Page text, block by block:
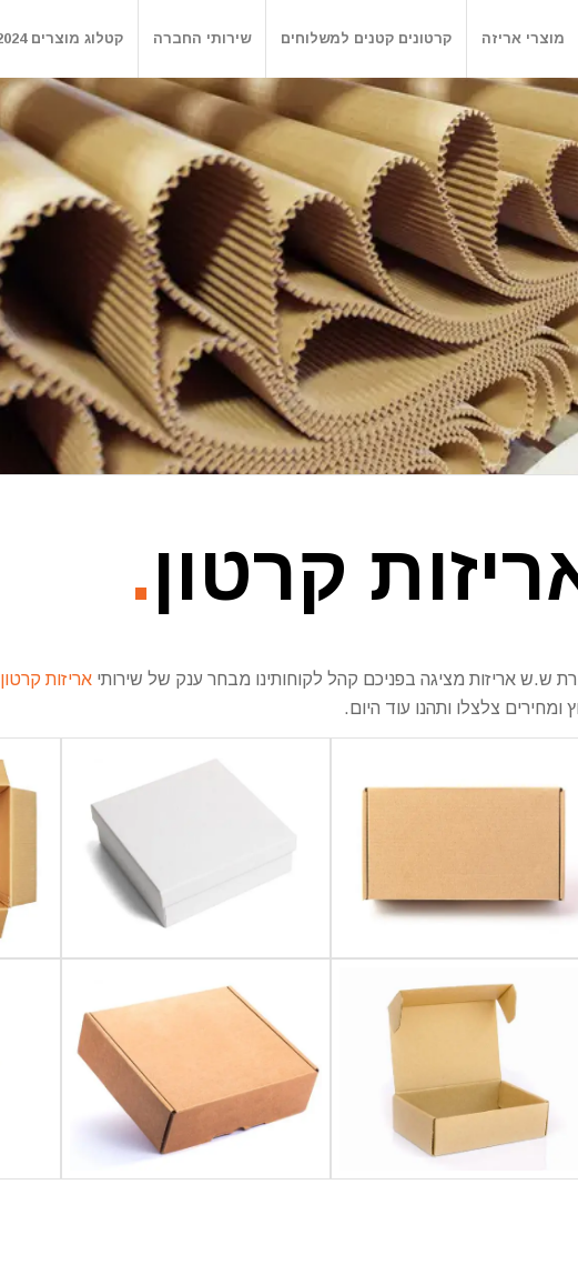
מוצרי אריזה קרטונים קטנים למשלוחים שירותי החברה קטלוג מוצרים 2024
קרטון.
ש.ש אריזות מציגה בפניכם קהל לקוחותינו מבחר ענק של שירותיאריזות קרטון
ומחירים צלצלו ותהנו עוד היום.